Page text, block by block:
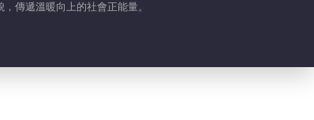
傳遞溫暖向上的社會正能量。